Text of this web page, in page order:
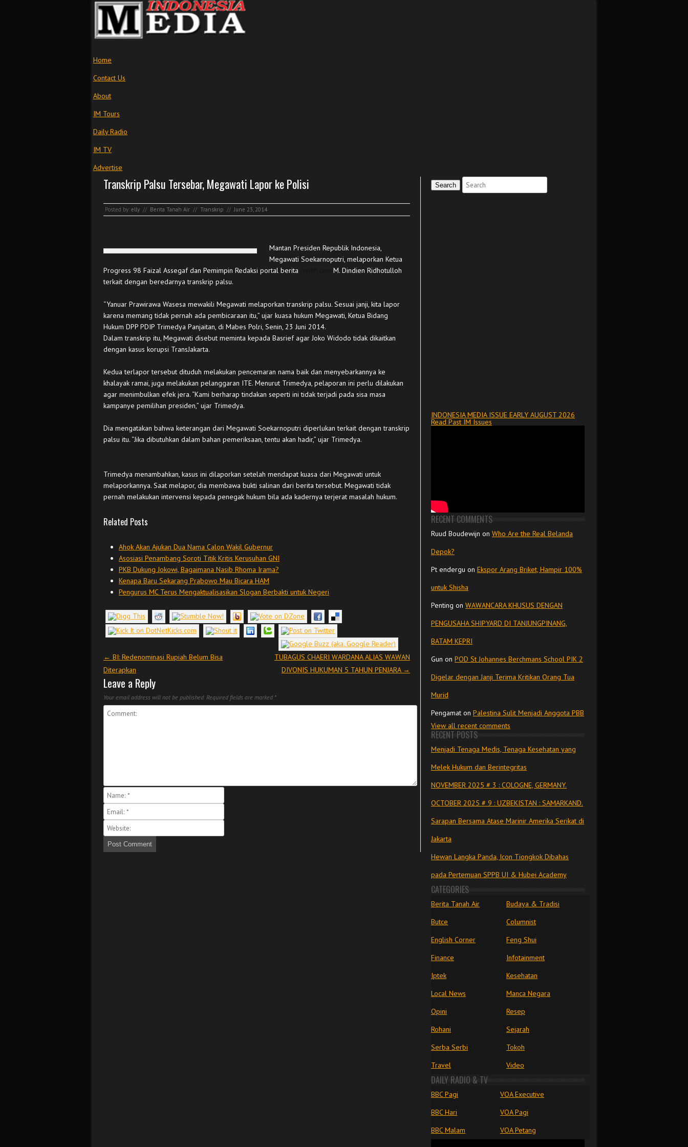
Home
Contact Us
About
IM Tours
Daily Radio
IM TV
Advertise
Transkrip Palsu Tersebar, Megawati Lapor ke Polisi
Posted by: elly // Berita Tanah Air // Transkrip // June 23, 2014
Mantan Presiden Republik Indonesia,
Megawati Soekarnoputri, melaporkan Ketua
Progress 98 Faizal Assegaf dan Pemimpin Redaksi portal berita
M. Dindien Ridhotulloh
terkait dengan beredarnya transkrip palsu.
“Yanuar Prawirawa Wasesa mewakili Megawati melaporkan transkrip palsu. Sesuai janji, kita lapor
karena memang tidak pernah ada pembicaraan itu,” ujar kuasa hukum Megawati, Ketua Bidang
Hukum DPP PDIP Trimedya Panjaitan, di Mabes Polri, Senin, 23 Juni 2014.
Dalam transkrip itu, Megawati disebut meminta kepada Basrief agar Joko Widodo tidak dikaitkan
dengan kasus korupsi TransJakarta.
Kedua terlapor tersebut dituduh melakukan pencemaran nama baik dan menyebarkannya ke
khalayak ramai, juga melakukan pelanggaran ITE. Menurut Trimedya, pelaporan ini perlu dilakukan
agar menimbulkan efek jera. “Kami berharap tindakan seperti ini tidak terjadi pada sisa masa
kampanye pemilihan presiden,” ujar Trimedya.
Dia mengatakan bahwa keterangan dari Megawati Soekarnoputri diperlukan terkait dengan transkrip
palsu itu. “Jika dibutuhkan dalam bahan pemeriksaan, tentu akan hadir,” ujar Trimedya.
Trimedya menambahkan, kasus ini dilaporkan setelah mendapat kuasa dari Megawati untuk
melaporkannya. Saat melapor, dia membawa bukti salinan dari berita tersebut. Megawati tidak
pernah melakukan intervensi kepada penegak hukum bila ada kadernya terjerat masalah hukum.
Related Posts
Ahok Akan Ajukan Dua Nama Calon Wakil Gubernur
Asosiasi Penambang Soroti Titik Kritis Kerusuhan GNI
PKB Dukung Jokowi, Bagaimana Nasib Rhoma Irama?
Kenapa Baru Sekarang Prabowo Mau Bicara HAM
Pengurus MC Terus Mengaktualisasikan Slogan Berbakti untuk Negeri
Post navigation
← BI: Redenominasi Rupiah Belum Bisa
Diterapkan
TUBAGUS CHAERI WARDANA ALIAS WAWAN
DIVONIS HUKUMAN 5 TAHUN PENJARA →
Leave a Reply
Your email address will not be published. Required fields are marked *
Search
INDONESIA MEDIA ISSUE EARLY AUGUST 2026
Read Past IM Issues
RECENT COMMENTS
Ruud Boudewijn on Who Are the Real Belanda
Depok?
Pt endergu on Ekspor Arang Briket, Hampir 100%
untuk Shisha
Penting on WAWANCARA KHUSUS DENGAN
PENGUSAHA SHIPYARD DI TANJUNGPINANG,
BATAM KEPRI
Gun on POD St Johannes Berchmans School PIK 2
Digelar dengan Janji Terima Kritikan Orang Tua
Murid
Pengamat on Palestina Sulit Menjadi Anggota PBB
View all recent comments
RECENT POSTS
Menjadi Tenaga Medis, Tenaga Kesehatan yang
Melek Hukum dan Berintegritas
NOVEMBER 2025 # 3 : COLOGNE, GERMANY.
OCTOBER 2025 # 9 : UZBEKISTAN : SAMARKAND.
Sarapan Bersama Atase Marinir Amerika Serikat di
Jakarta
Hewan Langka Panda, Icon Tiongkok Dibahas
pada Pertemuan SPPB UI & Hubei Academy
CATEGORIES
Berita Tanah Air
Budaya & Tradisi
Butce
Columnist
English Corner
Feng Shui
Finance
Infotainment
Iptek
Kesehatan
Local News
Manca Negara
Opini
Resep
Rohani
Sejarah
Serba Serbi
Tokoh
Travel
Video
DAILY RADIO & TV
BBC Pagi
VOA Executive
BBC Hari
VOA Pagi
BBC Malam
VOA Petang